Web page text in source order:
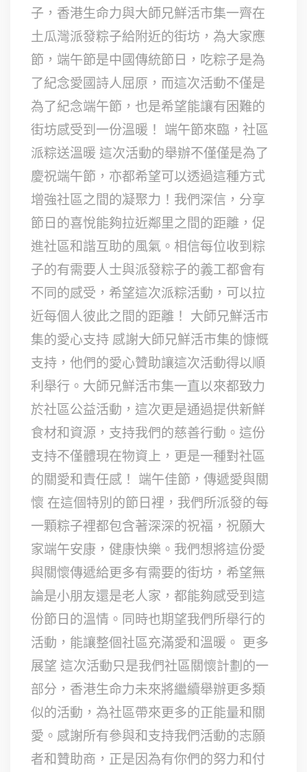
子，香港生命力與大師兄鮮活市集一齊在
土瓜灣派發粽子給附近的街坊，為大家應
節，端午節是中國傳統節日，吃粽子是為
了紀念愛國詩人屈原，而這次活動不僅是
為了紀念端午節，也是希望能讓有困難的
街坊感受到一份溫暖！ 端午節來臨，社區
派粽送溫暖 這次活動的舉辦不僅僅是為了
慶祝端午節，亦都希望可以透過這種方式
增強社區之間的凝聚力！我們深信，分享
節日的喜悅能夠拉近鄰里之間的距離，促
進社區和諧互助的風氣。相信每位收到粽
子的有需要人士與派發粽子的義工都會有
不同的感受，希望這次派粽活動，可以拉
近每個人彼此之間的距離！ 大師兄鮮活市
集的愛心支持 感謝大師兄鮮活市集的慷慨
支持，他們的愛心贊助讓這次活動得以順
利舉行。大師兄鮮活市集一直以來都致力
於社區公益活動，這次更是通過提供新鮮
食材和資源，支持我們的慈善行動。這份
支持不僅體現在物資上，更是一種對社區
的關愛和責任感！ 端午佳節，傳遞愛與關
懷 在這個特別的節日裡，我們所派發的每
一顆粽子裡都包含著深深的祝福，祝願大
家端午安康，健康快樂。我們想將這份愛
與關懷傳遞給更多有需要的街坊，希望無
論是小朋友還是老人家，都能夠感受到這
份節日的溫情。同時也期望我們所舉行的
活動，能讓整個社區充滿愛和溫暖。 更多
展望 這次活動只是我們社區關懷計劃的一
部分，香港生命力未來將繼續舉辦更多類
似的活動，為社區帶來更多的正能量和關
愛。感謝所有參與和支持我們活動的志願
者和贊助商，正是因為有你們的努力和付